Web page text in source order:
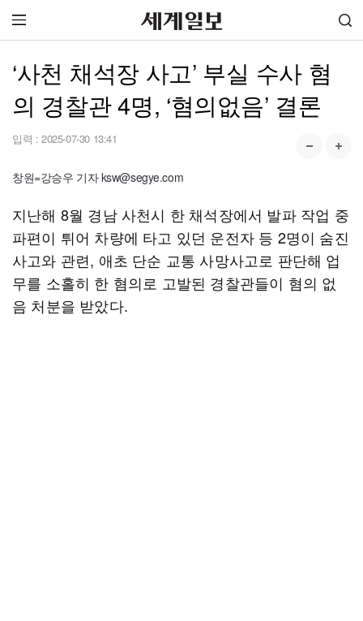
‘사천 채석장 사고’ 부실 수사 혐
의 경찰관 4명, ‘혐의없음’ 결론
입력 : 2025-07-30 13:41
창원=강승우 기자 ksw@segye.com
지난해 8월 경남 사천시 한 채석장에서 발파 작업 중
파편이 튀어 차량에 타고 있던 운전자 등 2명이 숨진
사고와 관련, 애초 단순 교통 사망사고로 판단해 업
무를 소홀히 한 혐의로 고발된 경찰관들이 혐의 없
음 처분을 받았다.